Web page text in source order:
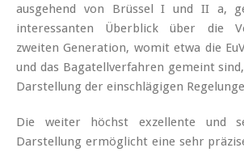
ausgehend von Brüssel I und II a,
interessanten Überblick über die
zweiten Generation, womit etwa die
und das Bagatellverfahren gemeint
Darstellung der einschlägigen
Die weiter höchst exzellente und
Darstellung ermöglicht eine sehr